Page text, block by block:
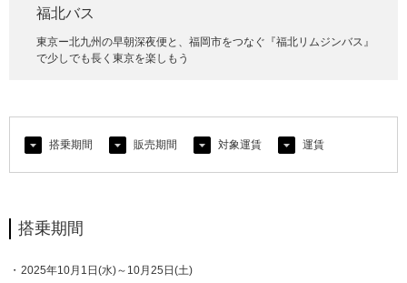
福北バス
東京ー北九州の早朝深夜便と、福岡市をつなぐ『福北リムジンバス』
で少しでも長く東京を楽しもう
搭乗期間 販売期間 対象運賃 運賃
搭乗期間
2025年10月1日(水)～10月25日(土)